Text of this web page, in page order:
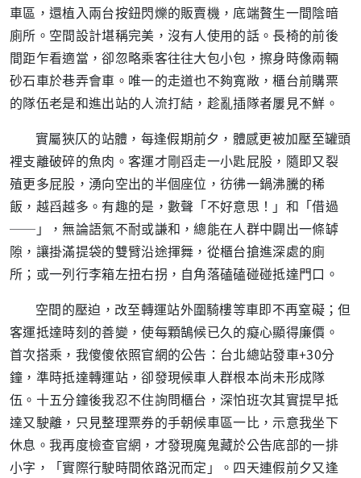
車區，還植入兩台按鈕閃爍的販賣機，底端贅生一間陰暗
廁所。空間設計堪稱完美，沒有人使用的話。長椅的前後
間距乍看適當，卻忽略乘客往往大包小包，擦身時像兩輛
砂石車於巷弄會車。唯一的走道也不夠寬敞，櫃台前購票
的隊伍老是和進出站的人流打結，趁亂插隊者屢見不鮮。
實屬狹仄的站體，每逢假期前夕，體感更被加壓至罐頭
裡支離破碎的魚肉。客運才剛舀走一小匙屁股，隨即又裂
殖更多屁股，湧向空出的半個座位，彷彿一鍋沸騰的稀
飯，越舀越多。有趣的是，數聲「不好意思！」和「借過
──」，無論語氣不耐或謙和，總能在人群中闢出一條罅
隙，讓掛滿提袋的雙臂沿途揮舞，從櫃台搶進深處的廁
所；或一列行李箱左扭右拐，自角落磕磕碰碰抵達門口。
空間的壓迫，改至轉運站外圍騎樓等車即不再窒礙；但
客運抵達時刻的善變，使每顆鵠候已久的癡心顯得廉價。
首次搭乘，我傻傻依照官網的公告：台北總站發車+30分
鐘，準時抵達轉運站，卻發現候車人群根本尚未形成隊
伍。十五分鐘後我忍不住詢問櫃台，深怕班次其實提早抵
達又駛離，只見整理票券的手朝候車區一比，示意我坐下
休息。我再度檢查官網，才發現魔鬼藏於公告底部的一排
小字，「實際行駛時間依路況而定」。四天連假前夕又逢